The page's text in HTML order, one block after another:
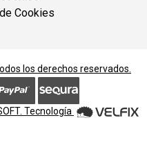
Cookies
los derechos reservados.
. Tecnología